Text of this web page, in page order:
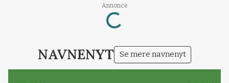
Annonce
Loading...
NAVNENYT Se mere navnenyt